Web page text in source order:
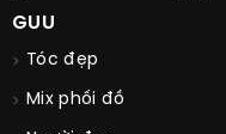
GUU
Tóc đẹp
Mix phối đồ